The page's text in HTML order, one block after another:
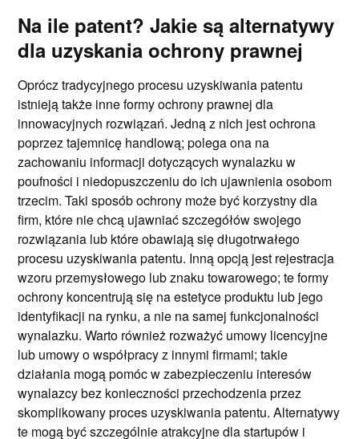
Na ile patent? Jakie są alternatywy
dla uzyskania ochrony prawnej
Oprócz tradycyjnego procesu uzyskiwania patentu
istnieją także inne formy ochrony prawnej dla
innowacyjnych rozwiązań. Jedną z nich jest ochrona
poprzez tajemnicę handlową; polega ona na
zachowaniu informacji dotyczących wynalazku w
poufności i niedopuszczeniu do ich ujawnienia osobom
trzecim. Taki sposób ochrony może być korzystny dla
firm, które nie chcą ujawniać szczegółów swojego
rozwiązania lub które obawiają się długotrwałego
procesu uzyskiwania patentu. Inną opcją jest rejestracja
wzoru przemysłowego lub znaku towarowego; te formy
ochrony koncentrują się na estetyce produktu lub jego
identyfikacji na rynku, a nie na samej funkcjonalności
wynalazku. Warto również rozważyć umowy licencyjne
lub umowy o współpracy z innymi firmami; takie
działania mogą pomóc w zabezpieczeniu interesów
wynalazcy bez konieczności przechodzenia przez
skomplikowany proces uzyskiwania patentu. Alternatywy
te mogą być szczególnie atrakcyjne dla startupów i